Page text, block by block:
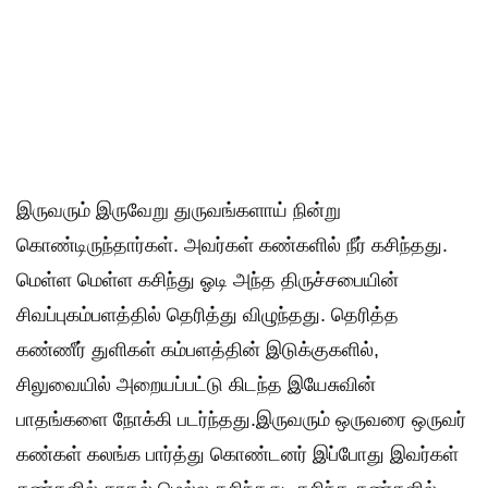
இருவரும் இருவேறு துருவங்களாய் நின்று
கொண்டிருந்தார்கள். அவர்கள் கண்களில் நீர் கசிந்தது.
மெள்ள மெள்ள கசிந்து ஓடி அந்த திருச்சபையின்
சிவப்புகம்பளத்தில் தெரித்து விழுந்தது. தெரித்த
கண்ணீர் துளிகள் கம்பளத்தின் இடுக்குகளில்,
சிலுவையில் அறையப்பட்டு கிடந்த இயேசுவின்
பாதங்களை நோக்கி படர்ந்தது.இருவரும் ஒருவரை ஒருவர்
கண்கள் கலங்க பார்த்து கொண்டனர் இப்போது இவர்கள்